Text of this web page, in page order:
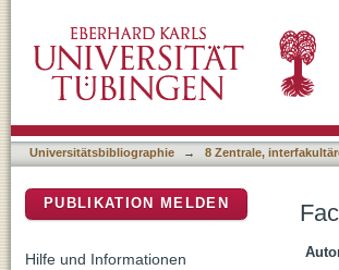
Universitätsbibliographie → 8 Zentrale,
PUBLIKATION MELDEN
Hilfe und Informationen